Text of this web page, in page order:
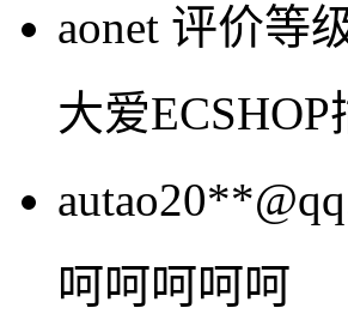
aonet 评价等
大爱ECSHOP
呵呵呵呵呵